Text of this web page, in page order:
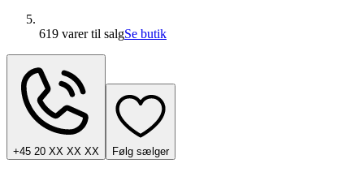
619 varertil salgSe butik
+45 20 XX XX XX Følg sælger